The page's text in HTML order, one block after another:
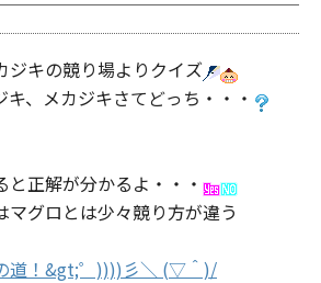
ジキの競り場よりクイズ
、メカジキさてどっち・・・
正解が分かるよ・・・
マグロとは少々競り方が違う